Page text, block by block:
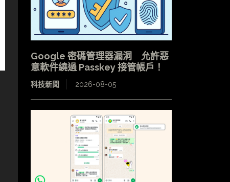
Google 密碼管理器漏洞 允許惡
意軟件繞過 Passkey 接管帳戶！
科技新聞 2026-08-05